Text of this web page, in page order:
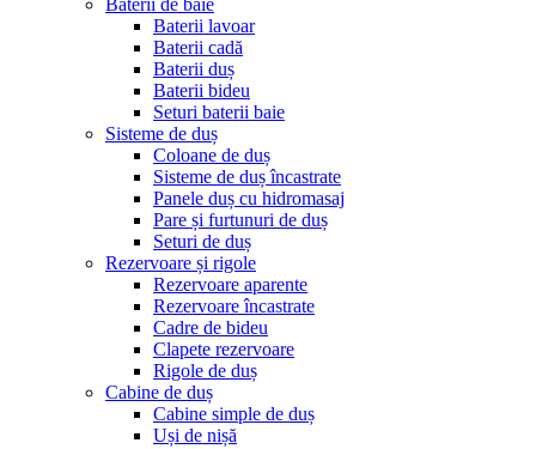
Baterii de baie
Baterii lavoar
Baterii cadă
Baterii duș
Baterii bideu
Seturi baterii baie
Sisteme de duș
Coloane de duș
Sisteme de duș încastrate
Panele duș cu hidromasaj
Pare și furtunuri de duș
Seturi de duș
Rezervoare și rigole
Rezervoare aparente
Rezervoare încastrate
Cadre de bideu
Clapete rezervoare
Rigole de duș
Cabine de duș
Cabine simple de duș
Uși de nișă